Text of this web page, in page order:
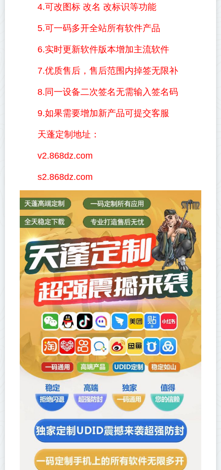
4.可改图标 改名 改标识等功能
5.可一码多开全站所有软件产品
6.实时更新软件版本增加主流软件
7.优质售后，售后范围内掉签无限补
8.同一设备二次签名无需输入签名码
9.如果需要增加新产品可提交客服
天蓬定制地址：
v2.868dz.com
s2.868dz.com